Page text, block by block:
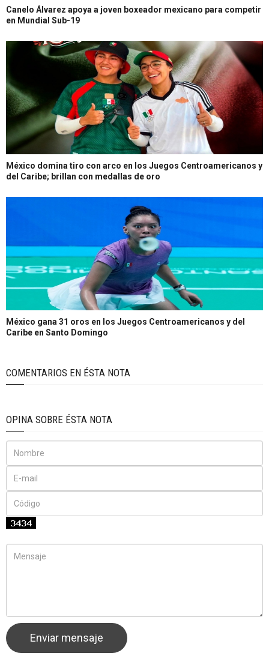
Canelo Álvarez apoya a joven boxeador mexicano para competir
en Mundial Sub-19
México domina tiro con arco en los Juegos Centroamericanos y
del Caribe; brillan con medallas de oro
México gana 31 oros en los Juegos Centroamericanos y del
Caribe en Santo Domingo
COMENTARIOS EN ÉSTA NOTA
OPINA SOBRE ÉSTA NOTA